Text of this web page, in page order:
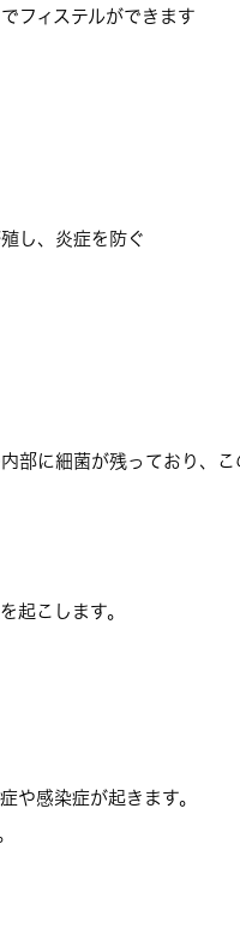
フィステルができます
し、炎症を防ぐ
部に細菌が残っており、
起こします。
や感染症が起きます。